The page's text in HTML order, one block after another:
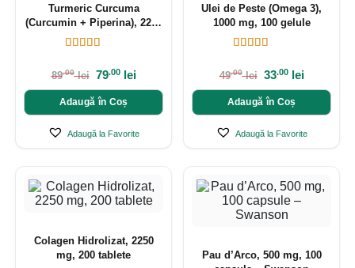
Turmeric Curcuma
(Curcumin + Piperina), 2200
mg, 120 capsule
89.00 lei 79.00 lei
Adaugă în Coș
Adaugă la Favorite
Ulei de Peste (Omega 3),
1000 mg, 100 gelule
49.00 lei 33.00 lei
Adaugă în Coș
Adaugă la Favorite
Colagen Hidrolizat, 2250
mg, 200 tablete
Pau d’Arco, 500 mg, 100